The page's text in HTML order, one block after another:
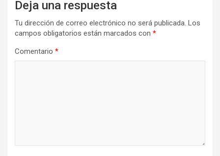
Deja una respuesta
Tu dirección de correo electrónico no será publicada. Los
campos obligatorios están marcados con *
Comentario *